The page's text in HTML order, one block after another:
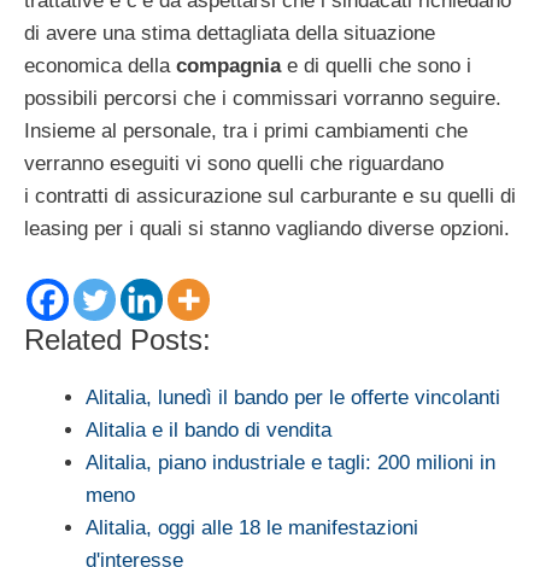
di avere una stima dettagliata della situazione
economica della compagniae di quelli che sono i
possibili percorsi che i commissari vorranno seguire.
Insieme al personale, tra i primi cambiamenti che
verranno eseguiti vi sono quelli che riguardano
i contratti di assicurazione sul carburante e su quelli di
leasing per i quali si stanno vagliando diverse opzioni.
Related Posts:
Alitalia, lunedì il bando per le offerte vincolanti
Alitalia e il bando di vendita
Alitalia, piano industriale e tagli: 200 milioni in
meno
Alitalia, oggi alle 18 le manifestazioni
d'interesse